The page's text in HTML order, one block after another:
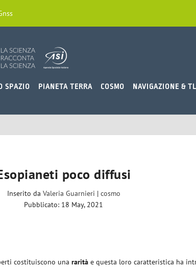
SPAZIO PIANETA TERRA COSMO NAVIGAZIONE &
poco diffusi
Inserito da Valeria Guarnieri | cosmo
Pubblicato: 18 May, 2021
costituiscono unararità e questa loro caratteristica ha